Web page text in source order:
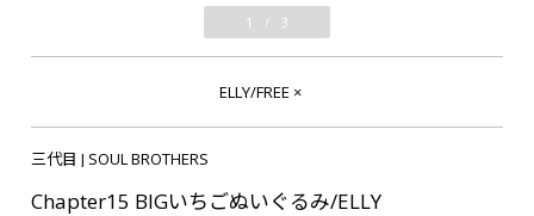
1 / 3
ELLY/FREE ×
三代目 J SOUL BROTHERS
Chapter15 BIGいちごぬいぐるみ/ELLY